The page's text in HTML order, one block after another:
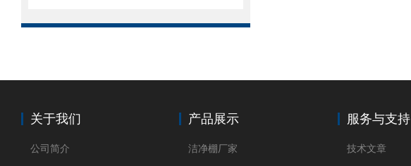
关于我们
公司简介
产品展示
洁净棚厂家
服务与支持
技术文章